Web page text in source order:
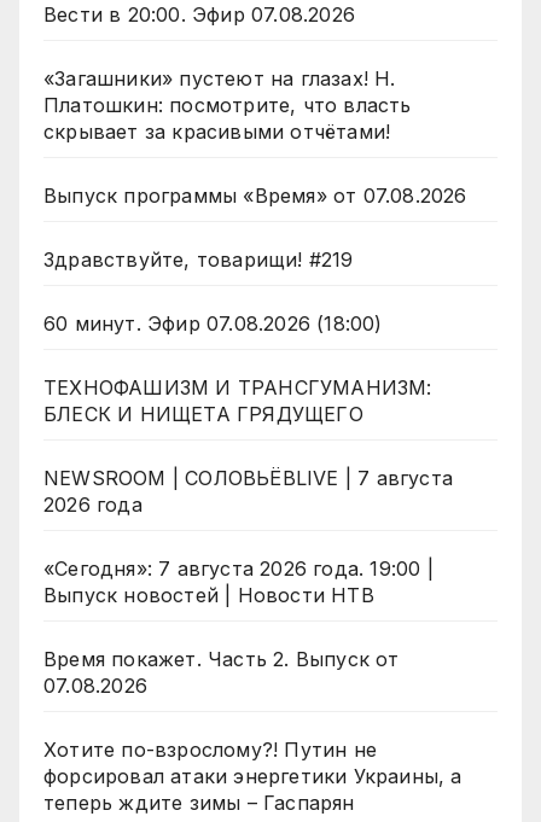
Вести в 20:00. Эфир 07.08.2026
«Загашники» пустеют на глазах! Н.
Платошкин: посмотрите, что власть
скрывает за красивыми отчётами!
Выпуск программы «Время» от 07.08.2026
Здравствуйте, товарищи! #219
60 минут. Эфир 07.08.2026 (18:00)
ТЕХНОФАШИЗМ И ТРАНСГУМАНИЗМ:
БЛЕСК И НИЩЕТА ГРЯДУЩЕГО
NEWSROOM | СОЛОВЬЁВLIVE | 7 августа
2026 года
«Сегодня»: 7 августа 2026 года. 19:00 |
Выпуск новостей | Новости НТВ
Время покажет. Часть 2. Выпуск от
07.08.2026
Хотите по-взрослому?! Путин не
форсировал атаки энергетики Украины, а
теперь ждите зимы – Гаспарян